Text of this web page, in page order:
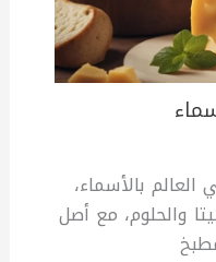
بالأسماء،
والحلوم، مع أصل